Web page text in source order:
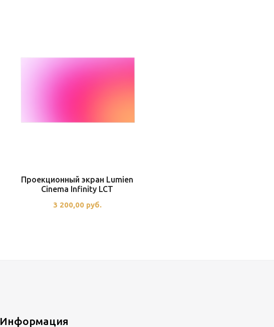
Проекционный экран Lumien
Cinema Infinity LCT
3 200,00 руб.
Информация